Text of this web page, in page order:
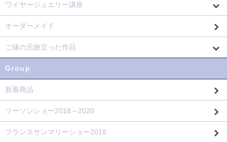
ワイヤージュエリー講座
オーダーメイド
ご縁の元旅立った作品
Group
新着商品
ツーソンショー2018～2020
フランスサンマリーショー2018